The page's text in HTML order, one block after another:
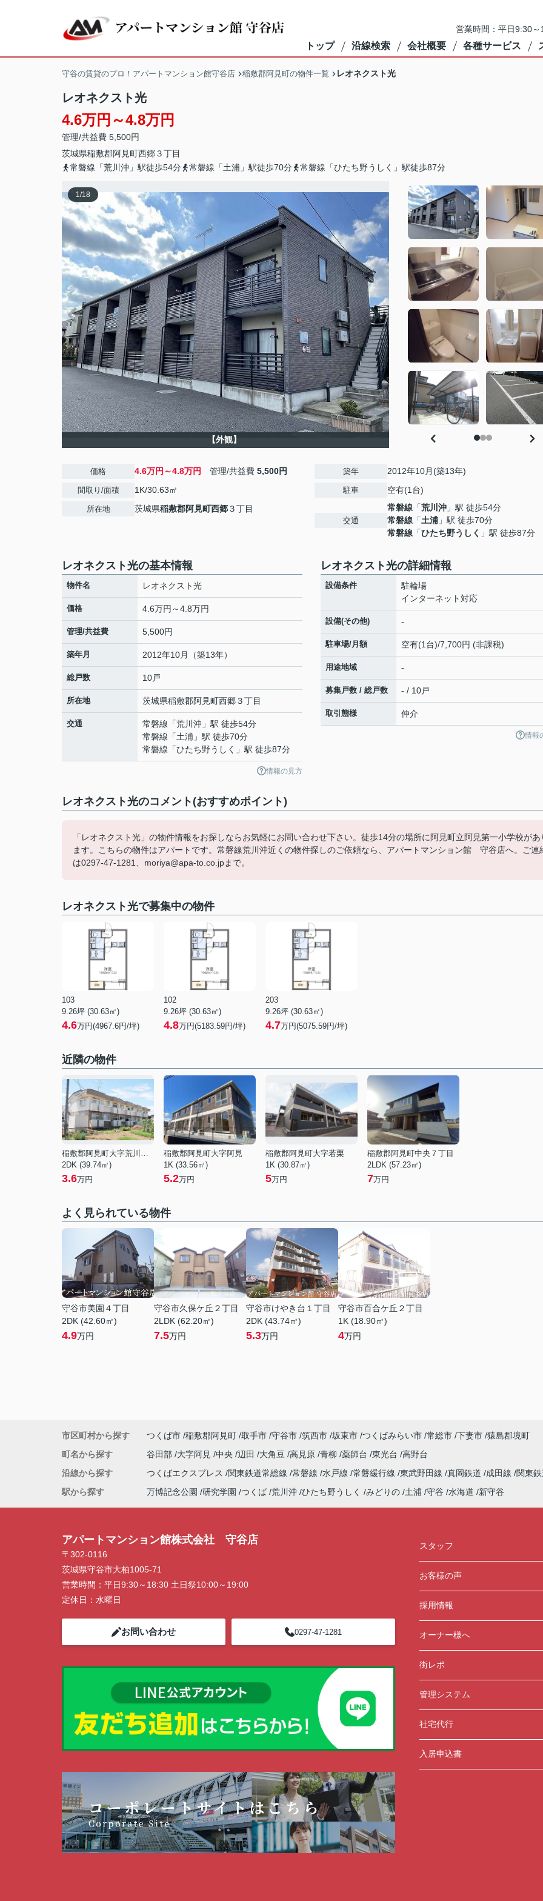
営業時間：平日9:30
トップ 沿線検索 会社概要 各種サービス
守谷の賃貸のプロ！アパートマンション館守谷店 稲敷郡阿見町の物件一覧 レオネクスト光
レオネクスト光
4.6万円～4.8万円
管理/共益費 5,500円
茨城県稲敷郡阿見町西郷３丁目
常磐線「荒川沖」駅徒歩54分
常磐線「土浦」駅徒歩70分 常磐線「ひたち野うしく」駅徒歩87分
1/18
【外観】
価格 4.6万円～4.8万円 管理/共益費 5,500円
間取り/面積 1K/30.63㎡
所在地 茨城県稲敷郡阿見町西郷３丁目
築年 2012年10月(築13年)
駐車 空有(1台)
交通
常磐線 「荒川沖 」駅 徒歩54分
常磐線 「土浦 」駅 徒歩70分
常磐線 「ひたち野うしく 」駅 徒歩87分
レオネクスト光の基本情報
物件名 レオネクスト光
価格 4.6万円～4.8万円
管理/共益費 5,500円
築年月 2012年10月（築13年）
総戸数 10戸
所在地 茨城県稲敷郡阿見町西郷３丁目
交通 常磐線 「荒川沖 」駅 徒歩54分
常磐線 「土浦 」駅 徒歩70分
常磐線 「ひたち野うしく 」駅 徒歩87分
情報の見方
レオネクスト光の詳細情報
設備条件
駐輪場
インターネット対応
設備(その他) -
駐車場/月額 空有(1台)/7,700円 (非課税)
用途地域 -
募集戸数 / 総戸数 - / 10戸
取引態様 仲介
情報
レオネクスト光のコメント(おすすめポイント)
「レオネクスト光」の物件情報をお探しならお気軽にお問い合わせ下さい。徒歩14分の場所に阿見町立阿見第一小学校があ
ます。こちらの物件はアパートです。常磐線荒川沖近くの物件探しのご依頼なら、アパートマンション館 守谷店へ。ご連
は0297-47-1281、moriya@apa-to.co.jpまで。
レオネクスト光で募集中の物件
103
9.26坪 (30.63㎡)
4.6万円(4967.6円/坪)
102
9.26坪 (30.63㎡)
4.8万円(5183.59円/坪)
203
9.26坪 (30.63㎡)
4.7万円(5075.59円/坪)
近隣の物件
稲敷郡阿見町大字荒川本郷
2DK (39.74㎡)
3.6万円
稲敷郡阿見町大字阿見
1K (33.56㎡)
5.2万円
稲敷郡阿見町大字若栗
1K (30.87㎡)
5万円
稲敷郡阿見町中央７丁目
2LDK (57.23㎡)
7万円
よく見られている物件
守谷市美園４丁目
2DK (42.60㎡)
4.9万円
守谷市久保ケ丘２丁目
2LDK (62.20㎡)
7.5万円
守谷市けやき台１丁目
2DK (43.74㎡)
5.3万円
守谷市百合ケ丘２丁目
1K (18.90㎡)
4万円
市区町村から探す つくば市 稲敷郡阿見町 取手市 守谷市 筑西市 坂東市 つくばみらい市 常総市 下妻市 猿島郡境町
町名から探す
谷田部 大字阿見 中央 辺田 大角豆 高見原 青柳 薬師台 東光台 高野台
沿線から探す
つくばエクスプレス 関東鉄道常総線 常磐線 水戸線 常磐緩行線 東武野田線 真岡鉄道 成田線
関東
駅から探す
万博記念公園 研究学園 つくば 荒川沖 ひたち野うしく みどりの 土浦 守谷 水海道 新守谷
アパートマンション館株式会社 守谷店
〒302-0116
茨城県守谷市大柏1005-71
営業時間： 平日9:30～18:30 土日祭10:00～19:00
定休日： 水曜日
お問い合わせ 0297-47-1281
スタッフ
お客様の声
採用情報
オーナー様へ
街レポ
管理システム
社宅代行
入居申込書